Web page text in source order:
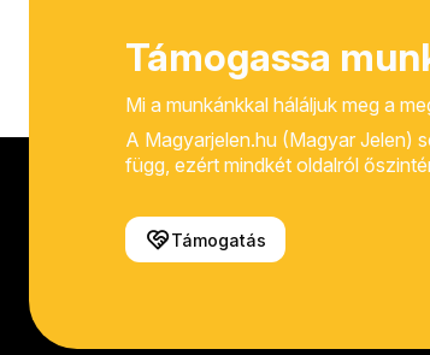
Támogassa
Mi a munkánkkal háláljuk meg a
A Magyarjelen.hu (Magyar Jelen)
függ, ezért mindkét oldalról
Támogatás